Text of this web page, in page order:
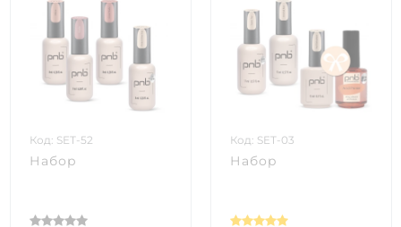
Код: SET-52
Набор
Код: SET-03
Набор